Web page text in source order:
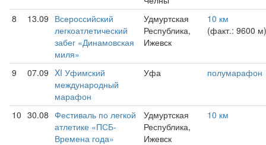
8 13.09 Всероссийский
легкоатлетический
забег «Динамовская
миля»
Удмуртская
Республика,
Ижевск
10 км
(факт.: 9600 м)
9 07.09 XI Уфимский
международный
марафон
Уфа полумарафон
10 30.08 Фестиваль по легкой
атлетике «ПСБ-
Времена года»
Удмуртская
Республика,
Ижевск
10 км